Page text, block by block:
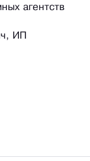
агентств
ИП